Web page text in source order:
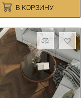
В КОРЗИНУ